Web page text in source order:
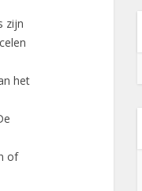
zijn
het
of